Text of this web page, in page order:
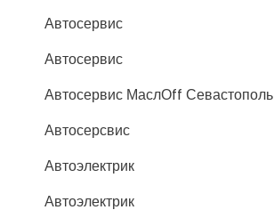
Автосервис
Автосервис
Автосервис МаслОff Севастополь
Автосерсвис
Автоэлектрик
Автоэлектрик